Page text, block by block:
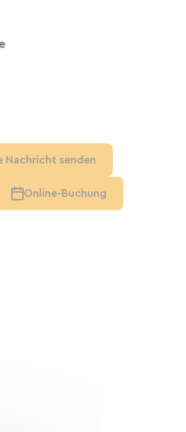
Nachricht senden
Online-Buchung